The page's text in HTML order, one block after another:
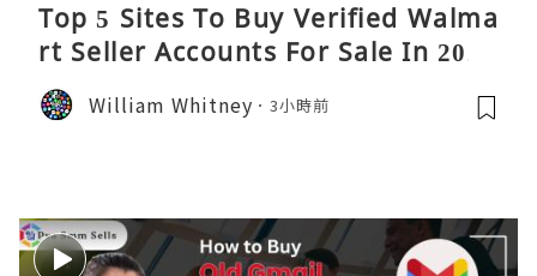
Top 5 Sites To Buy Verified Walma
rt Seller Accounts For Sale In 2026
William Whitney 3小時前